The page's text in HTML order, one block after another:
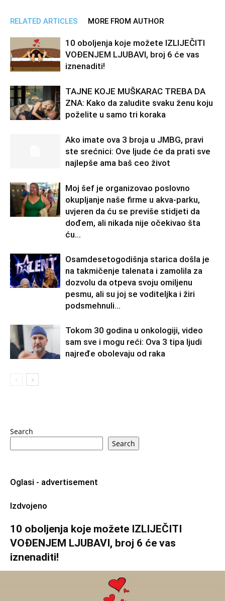
RELATED ARTICLES MORE FROM AUTHOR
10 oboljenja koje možete IZLIJEČITI
VOĐENJEM LJUBAVI, broj 6 će vas
iznenaditi!
TAJNE KOJE MUŠKARAC TREBA DA
ZNA: Kako da zaludite svaku ženu koju
poželite u samo tri koraka
Ako imate ova 3 broja u JMBG, pravi
ste srećnici: Ove ljude će da prati sve
najlepše ama baš ceo život
Moj šef je organizovao poslovno
okupljanje naše firme u akva-parku,
uvjeren da ću se previše stidjeti da
dođem, ali nikada nije očekivao šta
ću...
Osamdesetogodišnja starica došla je
na takmičenje talenata i zamolila za
dozvolu da otpeva svoju omiljenu
pesmu, ali su joj se voditeljka i žiri
podsmehnuli...
Tokom 30 godina u onkologiji, video
sam sve i mogu reći: Ova 3 tipa ljudi
najređe obolevaju od raka
Search
Search
Oglasi - advertisement
Izdvojeno
10 oboljenja koje možete IZLIJEČITI
VOĐENJEM LJUBAVI, broj 6 će vas
iznenaditi!